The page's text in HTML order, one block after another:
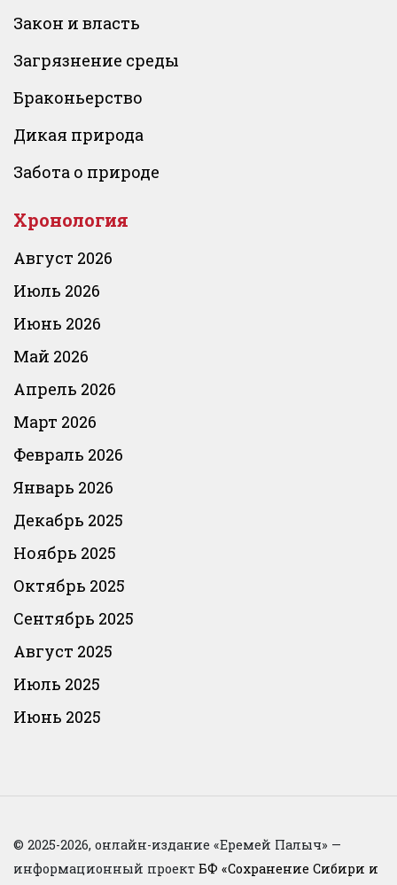
Закон и власть
Загрязнение среды
Браконьерство
Дикая природа
Забота о природе
Хронология
Август 2026
Июль 2026
Июнь 2026
Май 2026
Апрель 2026
Март 2026
Февраль 2026
Январь 2026
Декабрь 2025
Ноябрь 2025
Октябрь 2025
Сентябрь 2025
Август 2025
Июль 2025
Июнь 2025
© 2025-2026, онлайн-издание «Еремей Палыч» —
информационный проект БФ «Сохранение Сибири и